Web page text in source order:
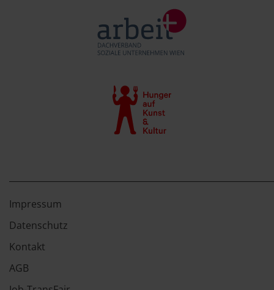
Impressum
Datenschutz
Kontakt
AGB